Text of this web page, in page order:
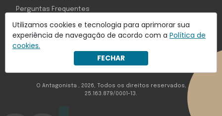
Utilizamos cookies e tecnologia para aprimorar sua
experiência de navegação de acordo com a Política de
cookies.
FECHAR
Com inteligência e tecnologia:
Object1ve - Marketing Solution
Perguntas Frequentes
O Antagonista , 2026, Todos os direitos reservados,
25.163.879/0001-13.